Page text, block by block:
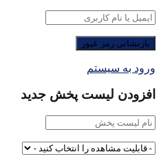
ورود به سیستم
افزودن لیست پخش جدید